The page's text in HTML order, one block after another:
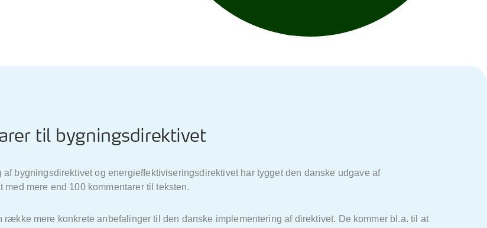
til bygningsdirektivet
bygningsdirektivet og energieffektiviseringsdirektivet har tygget den danske udgave af
mere end 100 kommentarer til teksten.
mere konkrete anbefalinger til den danske implementering af direktivet. De kommer bl.a. til at